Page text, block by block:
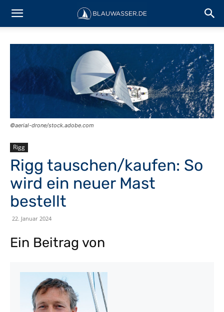
©aerial-drone/stock.adobe.com
Rigg
Rigg tauschen/kaufen: So
wird ein neuer Mast
bestellt
22. Januar 2024
Ein Beitrag von